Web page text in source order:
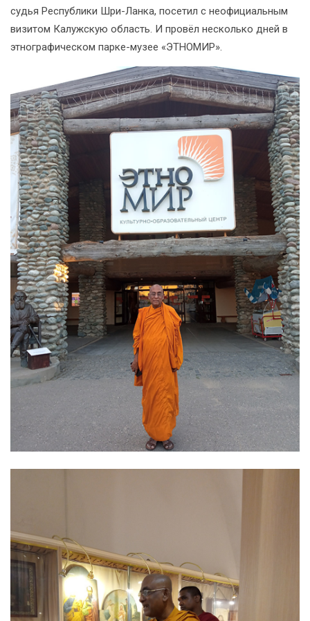
судья Республики Шри-Ланка, посетил с неофициальным
визитом Калужскую область. И провёл несколько дней в
этнографическом парке-музее «ЭТНОМИР».